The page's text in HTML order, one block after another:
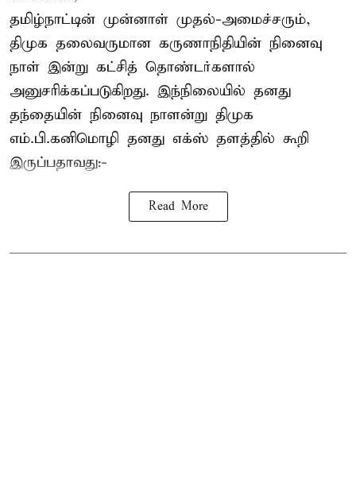
தமிழ்நாட்டின் முன்னாள் முதல்-அமைச்சரும்,
திமுக தலைவருமான கருணாநிதியின் நினைவு
நாள் இன்று கட்சித் தொண்டர்களால்
அனுசரிக்கப்படுகிறது. இந்நிலையில் தனது
தந்தையின் நினைவு நாளன்று திமுக
எம்.பி.கனிமொழி தனது எக்ஸ் தளத்தில் கூறி
இருப்பதாவது:-
Read More